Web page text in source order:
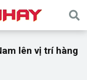
lên vị trí hàng